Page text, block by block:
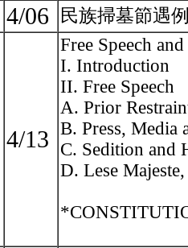
4/06 民族掃墓節遇
4/13
Free Speech
I. Introduction
II. Free Speech
A. Prior
B. Press, Media
C. Sedition and
D. Lese